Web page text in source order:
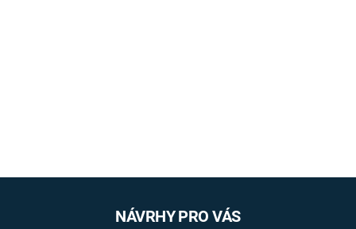
NÁVRHY PRO VÁS